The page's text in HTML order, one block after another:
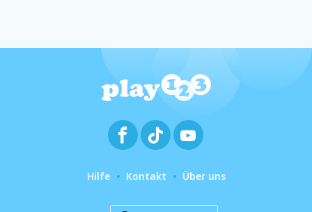
Hilfe Kontakt Über uns